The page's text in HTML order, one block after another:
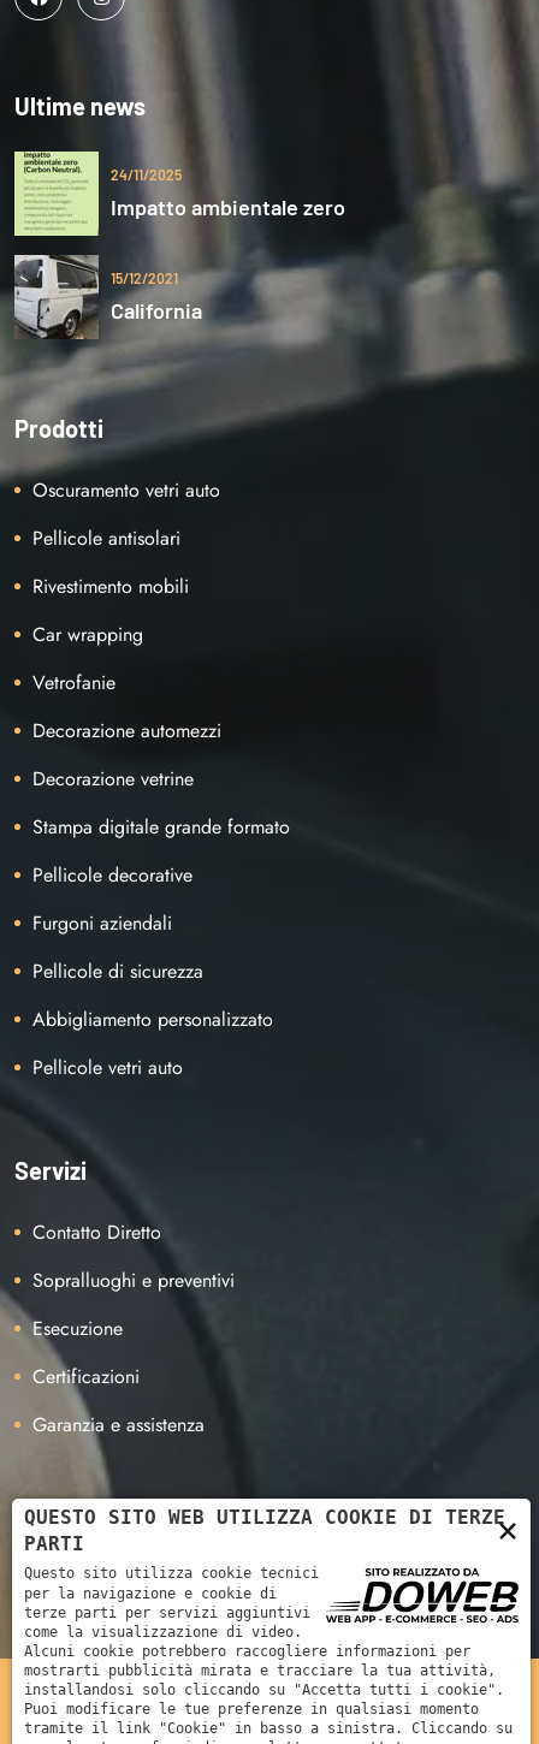
Ultime news
24/11/2025
Impatto ambientale zero
15/12/2021
California
Prodotti
Oscuramento vetri auto
Pellicole antisolari
Rivestimento mobili
Car wrapping
Vetrofanie
Decorazione automezzi
Decorazione vetrine
Stampa digitale grande formato
Pellicole decorative
Furgoni aziendali
Pellicole di sicurezza
Abbigliamento personalizzato
Pellicole vetri auto
Servizi
Contatto Diretto
Sopralluoghi e preventivi
Esecuzione
Certificazioni
Garanzia e assistenza
Azienda certificata Llumar
Tecnofilm di Ferrari Alessio | Partita Iva 03510970233
Informativa sulla privacy
Cookie policy |Creazione siti web
×
QUESTO SITO WEB UTILIZZA COOKIE DI TERZE
PARTI
Questo sito utilizza cookie tecnici
per la navigazione e cookie di
terze parti per servizi aggiuntivi
come la visualizzazione di video.
Alcuni cookie potrebbero raccogliere informazioni per
mostrarti pubblicità mirata e tracciare la tua attività,
installandosi solo cliccando su "Accetta tutti i cookie".
Puoi modificare le tue preferenze in qualsiasi momento
tramite il link "Cookie" in basso a sinistra. Cliccando su